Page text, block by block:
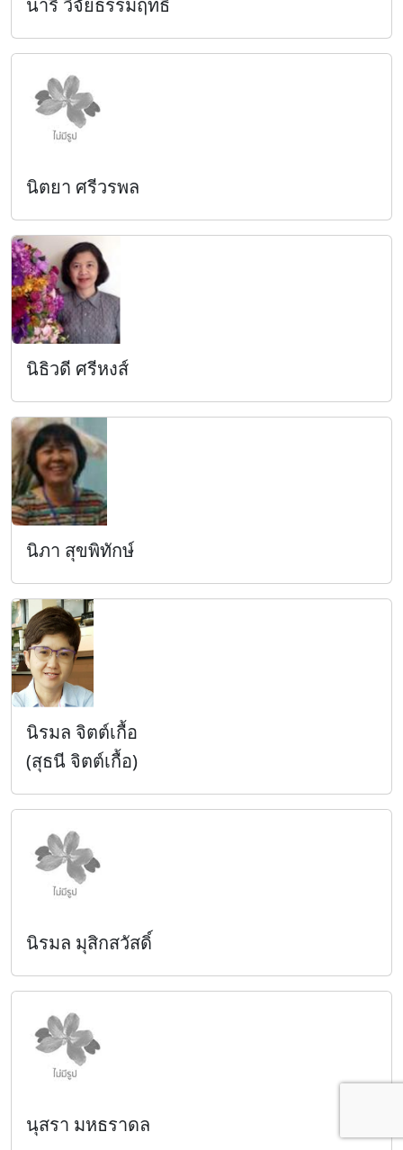
นารี วิจัยธรรมฤทธิ์
นิตยา ศรีวรพล
นิธิวดี ศรีหงส์
นิภา สุขพิทักษ์
นิรมล จิตต์เกื้อ
(สุธนี จิตต์เกื้อ)
นิรมล มุสิกสวัสดิ์
นุสรา มหธราดล